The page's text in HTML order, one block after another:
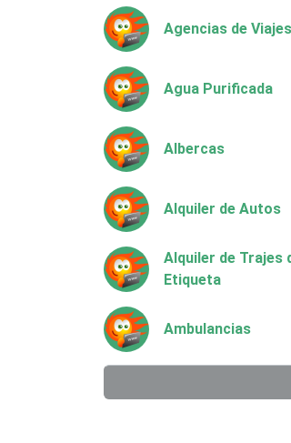
Agencias de Viajes
Agua Purificada
Albercas
Alquiler de Autos
Alquiler de Trajes
Etiqueta
Ambulancias